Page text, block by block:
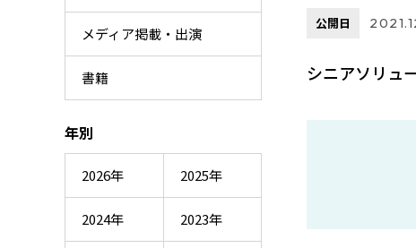
メディア掲載・出演
書籍
年別
2026年 2025年
2024年 2023年
公開日
シニアソリュ